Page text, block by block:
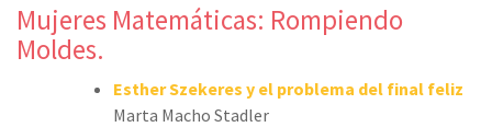
Mujeres Matemáticas: Rompiendo
Moldes.
Esther Szekeres y el problema del final feliz
Marta Macho Stadler